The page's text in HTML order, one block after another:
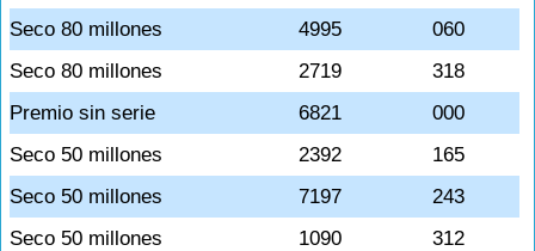
Seco 80 millones
4995
060
Seco 80 millones
2719
318
Premio sin serie
6821
000
Seco 50 millones
2392
165
Seco 50 millones
7197
243
Seco 50 millones
1090
312